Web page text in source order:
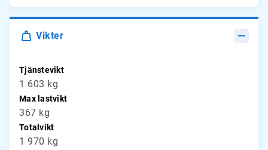
Vikter
Tjänstevikt
1 603 kg
Max lastvikt
367 kg
Totalvikt
1 970 kg